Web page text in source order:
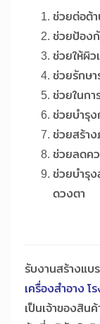
ช่วยต่อต้า
ช่วยป้องกั
ช่วยให้ผิ
ช่วยรักษา
ช่วยในกา
ช่วยบำรุ
ช่วยสร้า
ช่วยลดคว
ช่วยบำรุ
ดวงตา
รับงานสร้างแบ
เครื่องสำอาง โ
เป็นเจ้าของสิน